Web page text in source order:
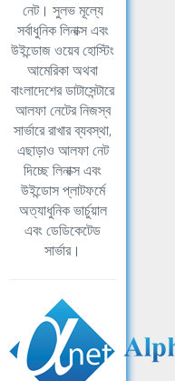
নেট। সুলভ মূল্যে
সর্বাধুনিক লিনাক্স এবং
উইন্ডোজ ওয়েব হোস্টিং
আমেরিকা অথবা
বাংলাদেশের ডাটাসেন্টারে
আলফা নেটের নিজস্ব
সার্ভারে রাখার ব্যবস্থা,
এছাড়াও আলফা নেট
দিচ্ছে লিনাক্স এবং
উইন্ডোস প্লাটফর্মে
অত্যাধুনিক ভার্চুয়াল
এবং ডেডিকেটেড
সার্ভার।